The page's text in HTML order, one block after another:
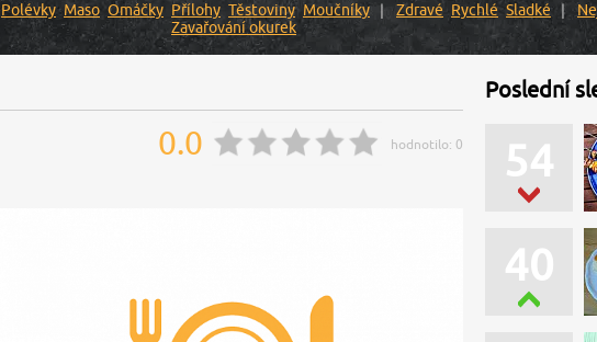
Polévky Maso Omáčky Přílohy Těstoviny Moučníky Zdravé Rychlé Sladké
Zavařování okurek
0.0 hodnotilo: 0
Poslední
54
40